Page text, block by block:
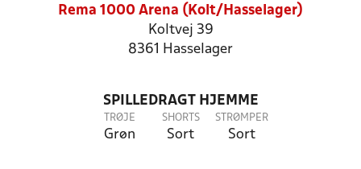
Rema 1000 Arena (Kolt/Hasselager)
Koltvej 39
8361 Hasselager
SPILLEDRAGT HJEMME
TRØJE
Grøn
SHORTS
Sort
STRØMPER
Sort